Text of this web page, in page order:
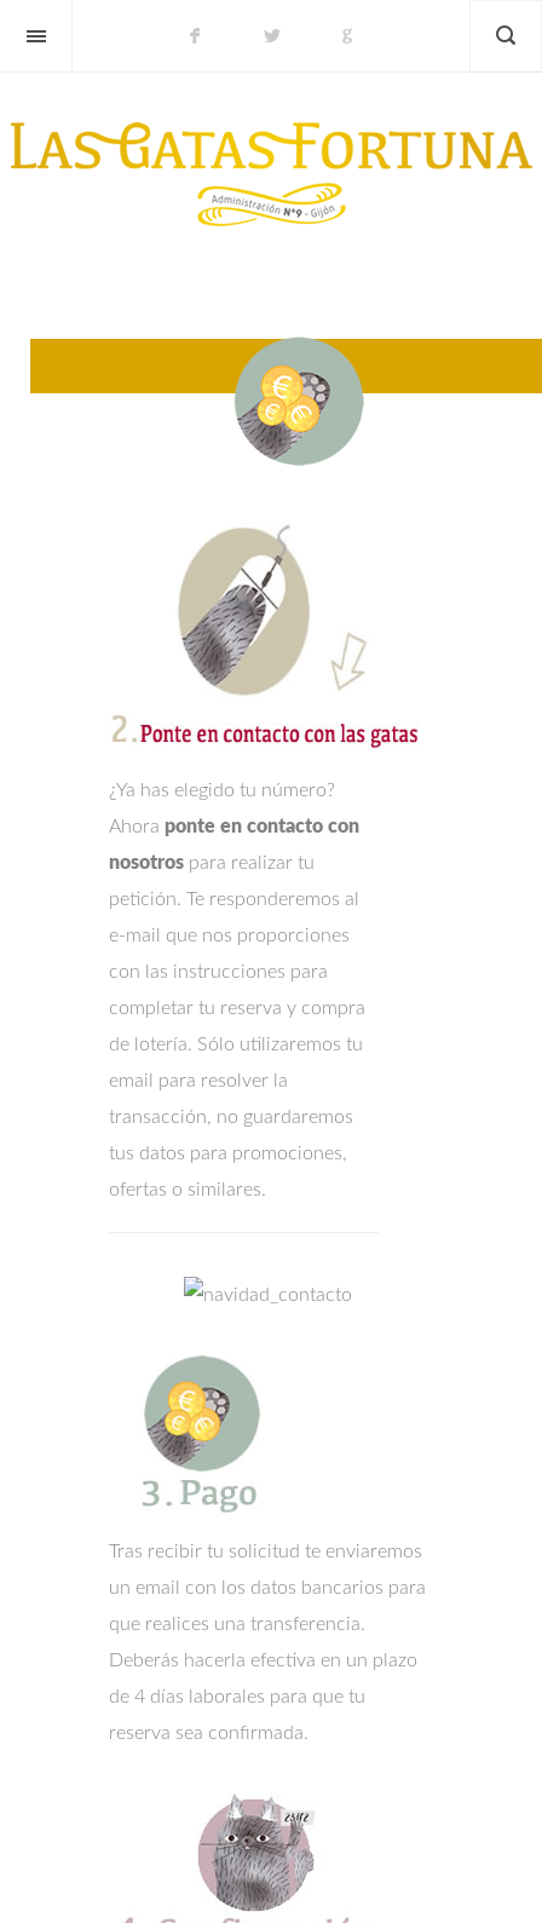
¿Ya has elegido tu número?
Ahora ponte en contacto con
nosotros para realizar tu
petición. Te responderemos al
e-mail que nos proporciones
con las instrucciones para
completar tu reserva y compra
de lotería. Sólo utilizaremos tu
email para resolver la
transacción, no guardaremos
tus datos para promociones,
ofertas o similares.
Tras recibir tu solicitud te enviaremos
un email con los datos bancarios para
que realices una transferencia.
Deberás hacerla efectiva en un plazo
de 4 días laborales para que tu
reserva sea confirmada.